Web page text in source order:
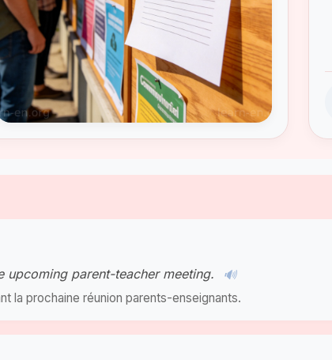
parent-teacher meeting. 🔊
la prochaine réunion parents-enseignants.